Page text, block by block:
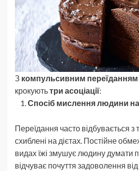
З компульсивним переїданням
крокуютьтри асоціації:
Спосіб мислення людини на
Переїдання часто відбувається з
схиблені на дієтах. Постійне
видах їжі змушує людину думати
відчуває почуття задоволення від